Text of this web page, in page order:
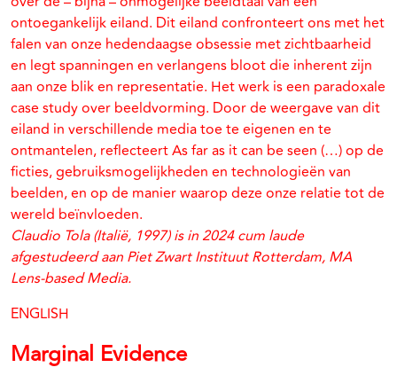
ontoegankelijk eiland. Dit eiland confronteert ons met het
falen van onze hedendaagse obsessie met zichtbaarheid
en legt spanningen en verlangens bloot die inherent zijn
aan onze blik en representatie. Het werk is een paradoxale
case study over beeldvorming. Door de weergave van dit
eiland in verschillende media toe te eigenen en te
ontmantelen, reflecteert As far as it can be seen (…) op de
ficties, gebruiksmogelijkheden en technologieën van
beelden, en op de manier waarop deze onze relatie tot de
wereld beïnvloeden.
Claudio Tola (Italië, 1997) is in 2024 cum laude
afgestudeerd aan Piet Zwart Instituut Rotterdam, MA
Lens-based Media.
ENGLISH
Marginal Evidence